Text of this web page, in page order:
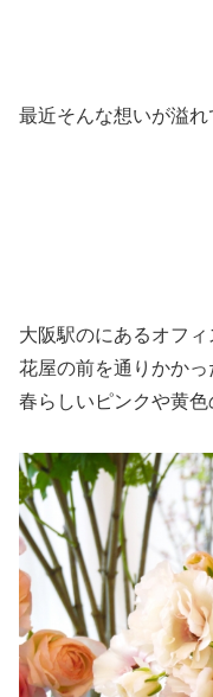
最近そんな想いが溢れ
大阪駅のにあるオフ
花屋の前を通りかかっ
春らしいピンクや黄